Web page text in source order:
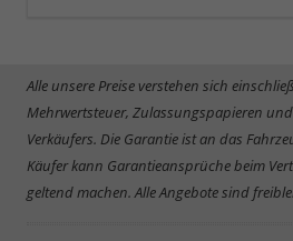
Alle unsere Preise verstehen sich
Mehrwertsteuer, Zulassungspapieren
Verkäufers. Die Garantie ist an das
Käufer kann Garantieansprüche beim
geltend machen. Alle Angebote sind